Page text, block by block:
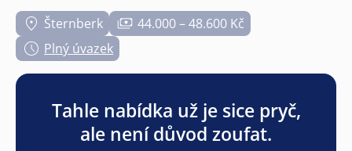
Šternberk
44.000 – 48.600 Kč
Plný úvazek
Tahle nabídka už je sice pryč,
ale není důvod zoufat.